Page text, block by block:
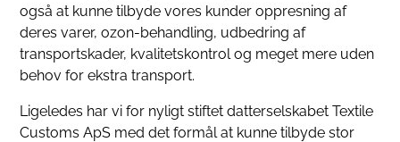
også at kunne tilbyde vores kunder oppresning af
deres varer, ozon-behandling, udbedring af
transportskader, kvalitetskontrol og meget mere uden
behov for ekstra transport.
Ligeledes har vi for nyligt stiftet datterselskabet Textile
Customs ApS med det formål at kunne tilbyde stor